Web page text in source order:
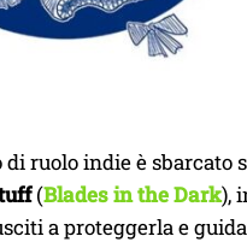
ruolo indie è sbarcato
(Blades in the Dark),
a proteggerla e